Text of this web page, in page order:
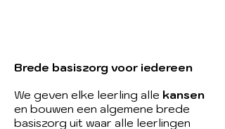
Brede basiszorg voor iedereen
We geven elke leerling alle kansen
en bouwen een algemene brede
basiszorg uit waar alle leerlingen